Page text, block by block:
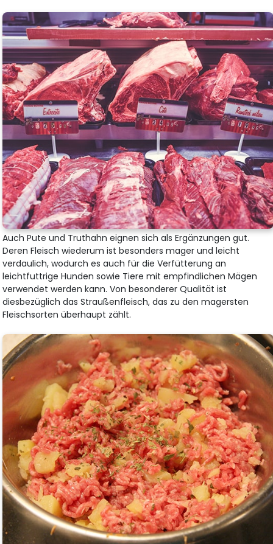
Auch Pute und Truthahn eignen sich als Ergänzungen gut.
Deren Fleisch wiederum ist besonders mager und leicht
verdaulich, wodurch es auch für die Verfütterung an
leichtfuttrige Hunden sowie Tiere mit empfindlichen Mägen
verwendet werden kann. Von besonderer Qualität ist
diesbezüglich das Straußenfleisch, das zu den magersten
Fleischsorten überhaupt zählt.